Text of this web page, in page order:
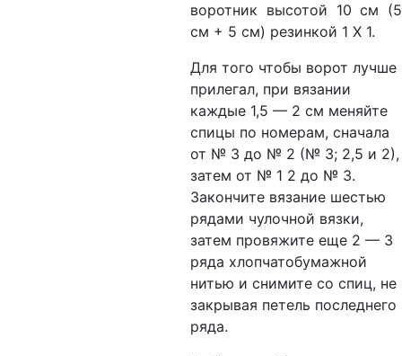
воротник высотой 10 см (5
см + 5 см) резинкой 1 Х 1.
Для того чтобы ворот лучше
прилегал, при вязании
каждые 1,5 — 2 см меняйте
спицы по номерам, сначала
от № 3 до № 2 (№ 3; 2,5 и 2),
затем от № 1 2 до № 3.
Закончите вязание шестью
рядами чулочной вязки,
затем провяжите еще 2 — 3
ряда хлопчатобумажной
нитью и снимите со спиц, не
закрывая петель последнего
ряда.